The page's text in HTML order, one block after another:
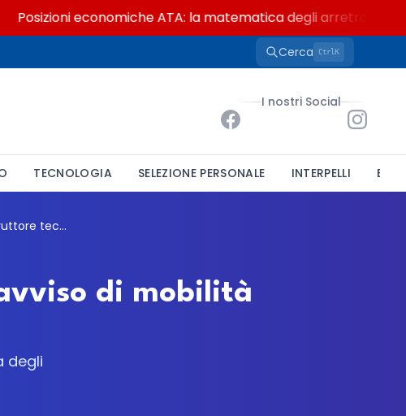
economiche ATA: la matematica degli arretrati fino a
Cerca CtrlK
I nostri Social
TECNOLOGIA SELEZIONE PERSONALE INTERPELLI
Provincia Gallura Nord Est Sardegna: avviso di mobilità per un istruttore tecnico
di mobilità
degli